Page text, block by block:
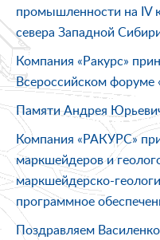
промышленности на IV
севера Западной
Компания «Ракурс»
Всероссийском форуме
Памяти Андрея
Компания «РАКУРС»
маркшейдеров и
маркшейдерско-
программное
Поздравляем